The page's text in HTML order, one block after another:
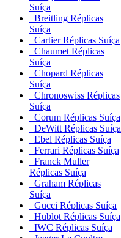
Suíça
Breitling Réplicas
Suíça
Cartier Réplicas Suíça
Chaumet Réplicas
Suíça
Chopard Réplicas
Suíça
Chronoswiss Réplicas
Suíça
Corum Réplicas Suíça
DeWitt Réplicas Suíça
Ebel Réplicas Suíça
Ferrari Réplicas Suíça
Franck Muller
Réplicas Suíça
Graham Réplicas
Suíça
Gucci Réplicas Suíça
Hublot Réplicas Suíça
IWC Réplicas Suíça